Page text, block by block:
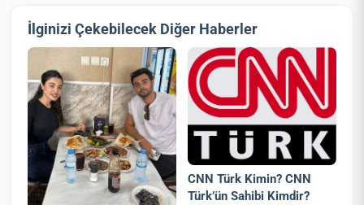
İlginizi Çekebilecek Diğer Haberler
CNN Türk Kimin? CNN
Türk’ün Sahibi Kimdir?